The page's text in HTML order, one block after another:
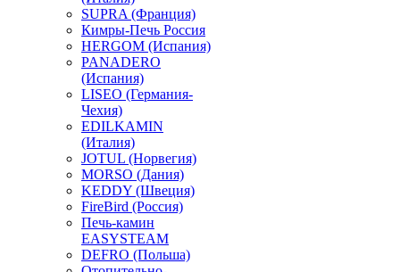
SUPRA (Франция)
Кимры-Печь Россия
HERGOM (Испания)
PANADERO
(Испания)
LISEO (Германия-
Чехия)
EDILKAMIN
(Италия)
JOTUL (Норвегия)
MORSO (Дания)
KEDDY (Швеция)
FireBird (Россия)
Печь-камин
EASYSTEAM
DEFRO (Польша)